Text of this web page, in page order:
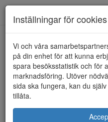
HEM BIRKENSTOCK
Inställningar för cookies
Vi och våra
på din enhet för att kunna
spara besöksstatistik och för
marknadsföring. Utöver
sida ska fungera, kan du
tillåta.